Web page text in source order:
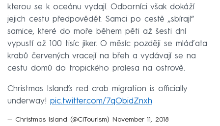
kterou se k oceánu vydají. Odborníci však dokáží
jejich cestu předpovědět. Samci po cestě „sbírají“
samice, které do moře během pěti až šesti dní
vypustí až 100 tisíc jiker. O měsíc později se mláďata
krabů červených vracejí na břeh a vydávají se na
cestu domů do tropického pralesa na ostrově.
Christmas Island’s red crab migration is officially
underway! pic.twitter.com/7qObidZnxh
— Christmas Island (@CITourism) November 11, 2018